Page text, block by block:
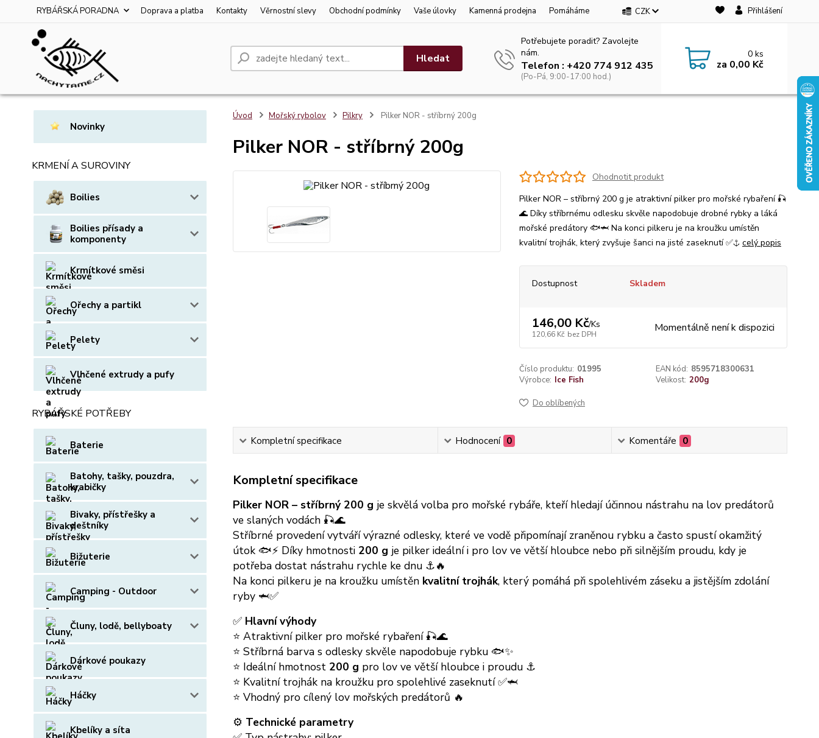
RYBÁŘSKÁ PORADNA Doprava a platba Kontakty Věrnostní slevy Obchodní podmínky Vaše úlovky Kamenná prodejna Pomáháme CZK Přihlášení
Hledat
Potřebujete poradit? Zavolejte
nám.
Telefon : +420 774 912 435
(Po-Pá, 9:00-17:00 hod.)
0ks
za 0,00 Kč
Novinky
KRMENÍ A SUROVINY
Boilies
Boilies přísady a
komponenty
Krmítkové směsi
Ořechy a partikl
Pelety
Vlhčené extrudy a pufy
RYBÁŘSKÉ POTŘEBY
Baterie
Batohy, tašky, pouzdra,
krabičky
Bivaky, přístřešky a
deštníky
Bižuterie
Camping - Outdoor
Čluny, lodě, bellyboaty
Dárkové poukazy
Háčky
Kbelíky a síta
Úvod Mořský rybolov Pilkry Pilker NOR - stříbrný 200g
Pilker NOR - stříbrný 200g
Ohodnotit produkt
Pilker NOR – stříbrný 200 g je atraktivní pilker pro mořské rybaření 🎣
🌊 Díky stříbrnému odlesku skvěle napodobuje drobné rybky a láká
mořské predátory 🐟🦈 Na konci pilkeru je na kroužku umístěn
kvalitní trojhák, který zvyšuje šanci na jisté zaseknutí ✅⚓ celý popis
Dostupnost Skladem
146,00 Kč/Ks
120,66 Kč bez DPH Momentálně není k dispozici
Číslo produktu: 01995 EAN kód: 8595718300631
Výrobce: Ice Fish Velikost: 200g
Do oblíbených
Kompletní specifikace Hodnocení 0 Komentáře 0
Kompletní specifikace
Pilker NOR – stříbrný 200 g je skvělá volba pro mořské rybáře, kteří hledají účinnou nástrahu na lov predátorů
ve slaných vodách 🎣🌊
Stříbrné provedení vytváří výrazné odlesky, které ve vodě připomínají zraněnou rybku a často spustí okamžitý
útok 🐟⚡ Díky hmotnosti 200 g je pilker ideální i pro lov ve větší hloubce nebo při silnějším proudu, kdy je
potřeba dostat nástrahu rychle ke dnu ⚓🔥
Na konci pilkeru je na kroužku umístěn kvalitní trojhák, který pomáhá při spolehlivém záseku a jistějším zdolání
ryby 🦈✅
✅ Hlavní výhody
⭐ Atraktivní pilker pro mořské rybaření 🎣🌊
⭐ Stříbrná barva s odlesky skvěle napodobuje rybku 🐟✨
⭐ Ideální hmotnost 200 g pro lov ve větší hloubce i proudu ⚓
⭐ Kvalitní trojhák na kroužku pro spolehlivé zaseknutí ✅🦈
⭐ Vhodný pro cílený lov mořských predátorů 🔥
⚙️ Technické parametry